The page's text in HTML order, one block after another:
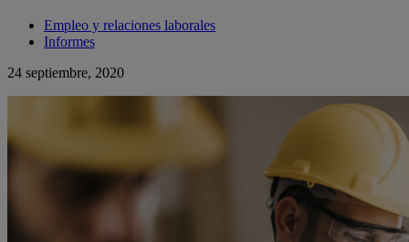
Empleo y relaciones laborales
Informes
24 septiembre, 2020